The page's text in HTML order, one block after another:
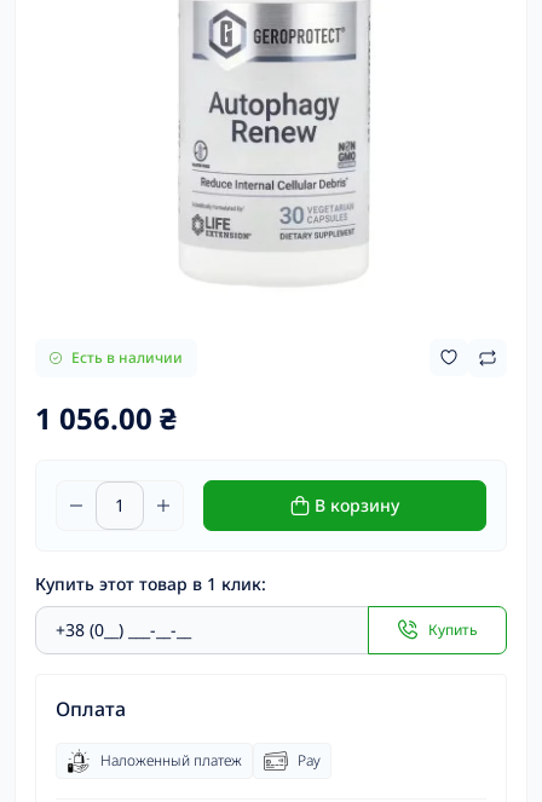
Есть в наличии
1 056.00 ₴
В корзину
Купить этот товар в 1 клик:
Купить
Оплата
Наложенный платеж Pay